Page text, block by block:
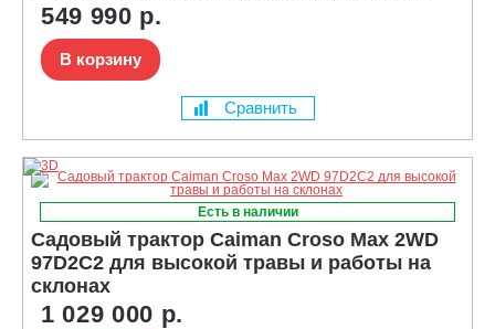
549 990 р.
В корзину
Сравнить
Есть в наличии
Садовый трактор Caiman Croso Max 2WD
97D2C2 для высокой травы и работы на
склонах
1 029 000 р.